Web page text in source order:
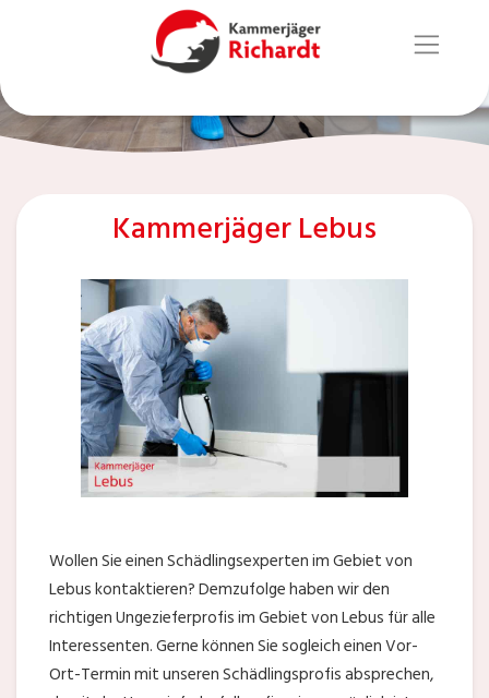
Kammerjäger Lebus
Wollen Sie einen Schädlingsexperten im Gebiet von
Lebus kontaktieren? Demzufolge haben wir den
richtigen Ungezieferprofis im Gebiet von Lebus für alle
Interessenten. Gerne können Sie sogleich einen Vor-
Ort-Termin mit unseren Schädlingsprofis absprechen,